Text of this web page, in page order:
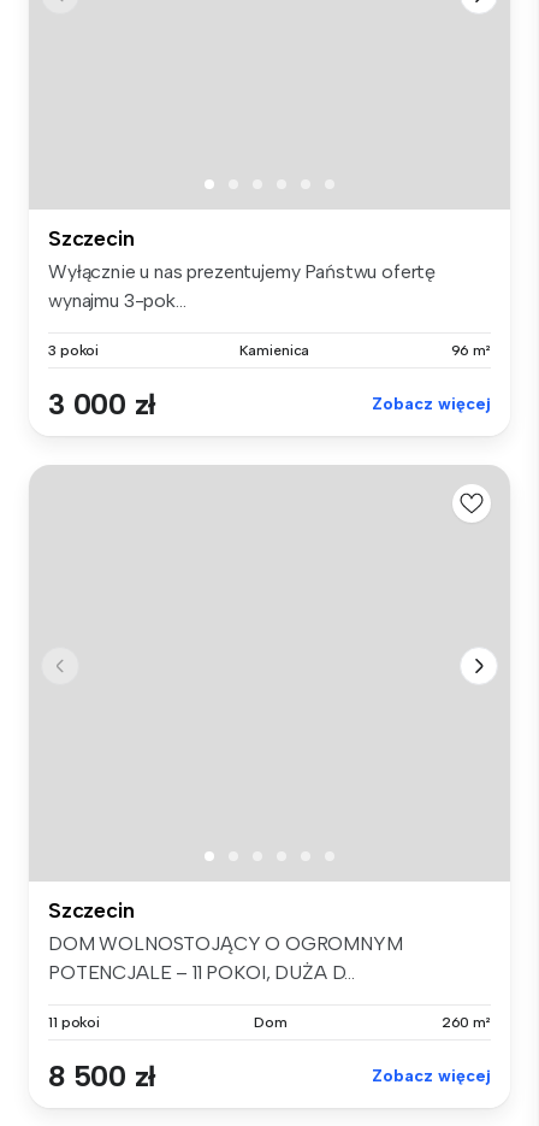
Szczecin
Wyłącznie u nas prezentujemy Państwu ofertę
wynajmu 3-pok...
3 pokoi Kamienica 96 m²
3 000 zł Zobacz więcej
Szczecin
DOM WOLNOSTOJĄCY O OGROMNYM
POTENCJALE – 11 POKOI, DUŻA D...
11 pokoi Dom 260 m²
8 500 zł Zobacz więcej